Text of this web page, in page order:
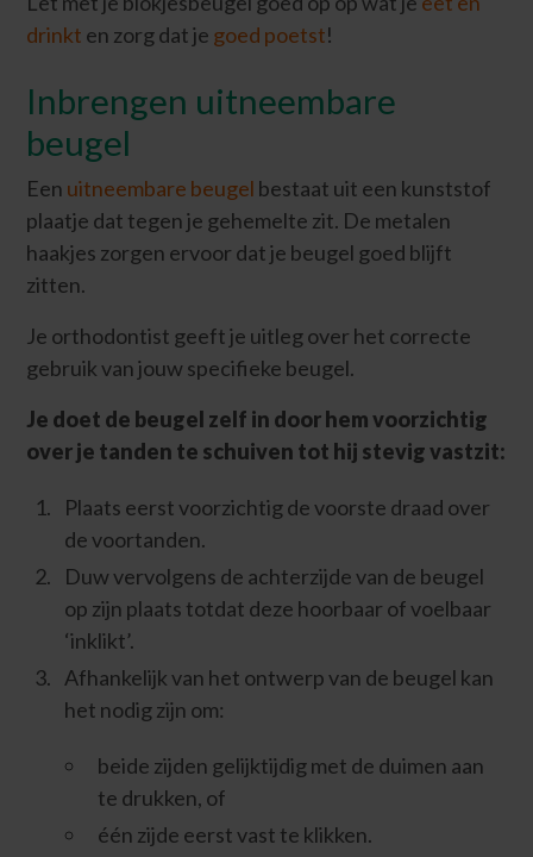
drinkt en zorg dat je goed poetst!
Inbrengen uitneembare
beugel
Een uitneembare beugel bestaat uit een kunststof
plaatje dat tegen je gehemelte zit. De metalen
haakjes zorgen ervoor dat je beugel goed blijft
zitten.
Je orthodontist geeft je uitleg over het correcte
gebruik van jouw specifieke beugel.
Je doet de beugel zelf in door hem voorzichtig
over je tanden te schuiven tot hij stevig vastzit:
Plaats eerst voorzichtig de voorste draad over
de voortanden.
Duw vervolgens de achterzijde van de beugel
op zijn plaats totdat deze hoorbaar of voelbaar
‘inklikt’.
Afhankelijk van het ontwerp van de beugel kan
het nodig zijn om:
beide zijden gelijktijdig met de duimen aan
te drukken, of
één zijde eerst vast te klikken.